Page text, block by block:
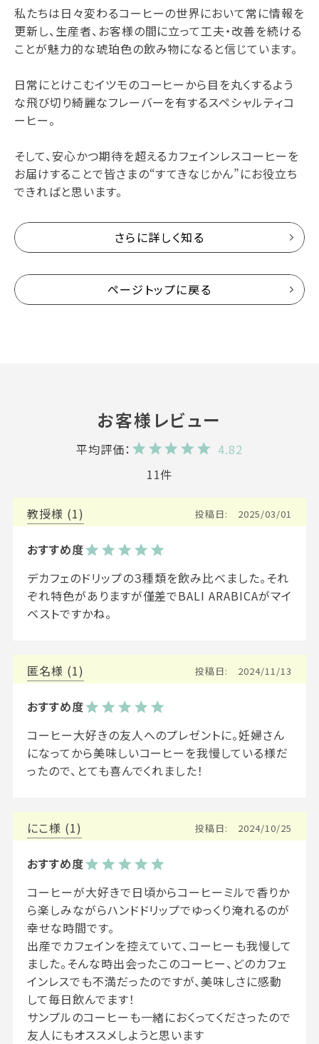
私たちは日々変わるコーヒーの世界において常に情報を
更新し、生産者、お客様の間に立って工夫・改善を続ける
ことが魅力的な琥珀色の飲み物になると信じています。
日常にとけこむイツモのコーヒーから目を丸くするよう
な飛び切り綺麗なフレーバーを有するスペシャルティコ
ーヒー。
そして、安心かつ期待を超えるカフェインレスコーヒーを
お届けすることで皆さまの“すてきなじかん”にお役立ち
できればと思います。
さらに詳しく知る
ページトップに戻る
4.82
11
教授 1 投稿日 2025/03/01
デカフェのドリップの３種類を飲み比べました。それ
ぞれ特色がありますが僅差でBALI ARABICAがマイ
ベストですかね。
匿名 1 投稿日 2024/11/13
コーヒー大好きの友人へのプレゼントに。妊婦さん
になってから美味しいコーヒーを我慢している様だ
ったので、とても喜んでくれました！
にこ 1 投稿日 2024/10/25
コーヒーが大好きで日頃からコーヒーミルで香りか
ら楽しみながらハンドドリップでゆっくり淹れるのが
幸せな時間です。
出産でカフェインを控えていて、コーヒーも我慢して
ました。そんな時出会ったこのコーヒー、どのカフェ
インレスでも不満だったのですが、美味しさに感動
して毎日飲んでます！
サンプルのコーヒーも一緒におくってくださったので
友人にもオススメしようと思います